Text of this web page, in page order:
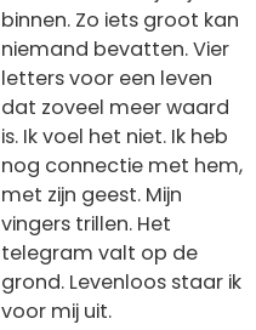
binnen. Zo iets groot kan
niemand bevatten. Vier
letters voor een leven
dat zoveel meer waard
is. Ik voel het niet. Ik heb
nog connectie met hem,
met zijn geest. Mijn
vingers trillen. Het
telegram valt op de
grond. Levenloos staar ik
voor mij uit.